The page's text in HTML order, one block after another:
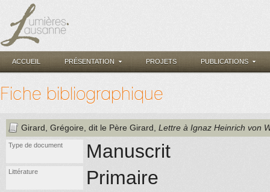
ACCUEIL PRÉSENTATION PROJETS PUBLICATIONS
Fiche bibliographique
Girard, Grégoire, dit le Père Girard Lettre à Ignaz Heinrich von
Type de document Manuscrit
Littérature Primaire